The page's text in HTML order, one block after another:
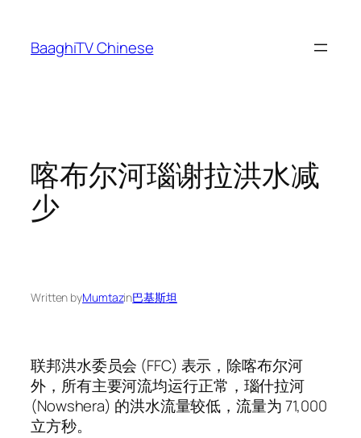
content
BaaghiTV Chinese
喀布尔河瑙谢拉洪水减
少
Written byMumtazin巴基斯坦
联邦洪水委员会 (FFC) 表示，除喀布尔河
外，所有主要河流均运行正常，瑙什拉河
(Nowshera) 的洪水流量较低，流量为 71,000
立方秒。